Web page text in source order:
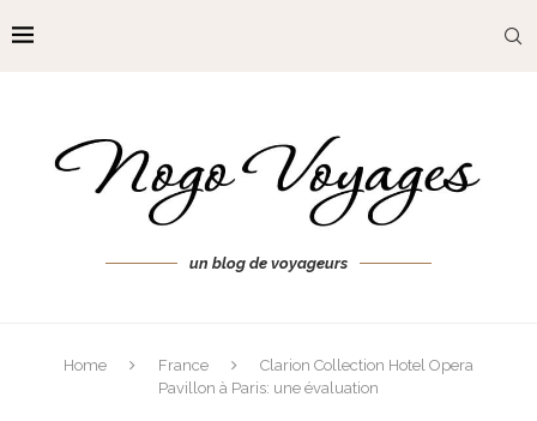
un blog de voyageurs
Home France
Clarion Collection Hotel Opera
Pavillon à Paris: une évaluation